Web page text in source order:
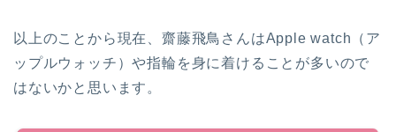
以上のことから現在、齋藤飛鳥さんはApple watch（ア
ップルウォッチ）や指輪を身に着けることが多いので
はないかと思います。